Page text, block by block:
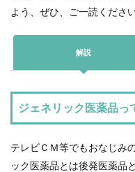
給
健
各
手
続
き
よう、ぜひ、ご一読ください
解説
ジェネリック医薬品っ
テレビＣＭ等でもおなじみ
ック医薬品とは後発医薬品